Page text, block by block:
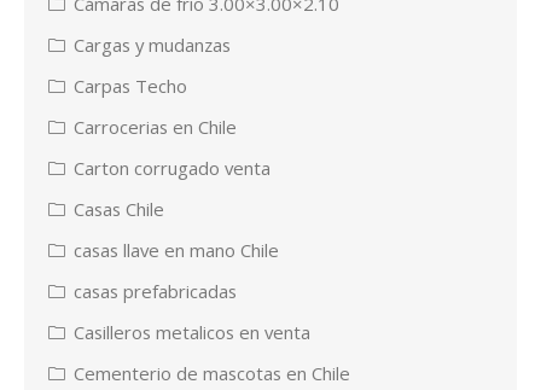
Cargas y mudanzas
Carpas Techo
Carrocerias en Chile
Carton corrugado venta
Casas Chile
casas llave en mano Chile
casas prefabricadas
Casilleros metalicos en venta
Cementerio de mascotas en Chile